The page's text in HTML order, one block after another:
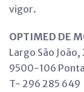
vigor.
OPTIMED DE
Largo São João,
9500-106
T- 296 285 649